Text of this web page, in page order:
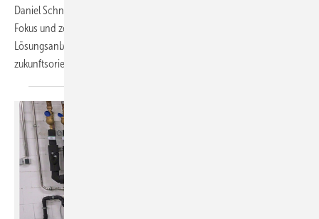
Daniel Schneider nimmt die Schnittstelle zum SHK-Handwerk in den
Fokus und zeigt auf, wie sich Betriebe als kompetenter
Lösungsanbieter der nachhaltigen Haustechnik positionieren und so
zukunfts­orientierte Geschäftsfelder erschließen